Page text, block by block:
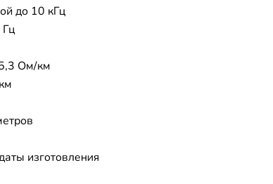
до 10 кГц
Гц
Ом/км
изготовления